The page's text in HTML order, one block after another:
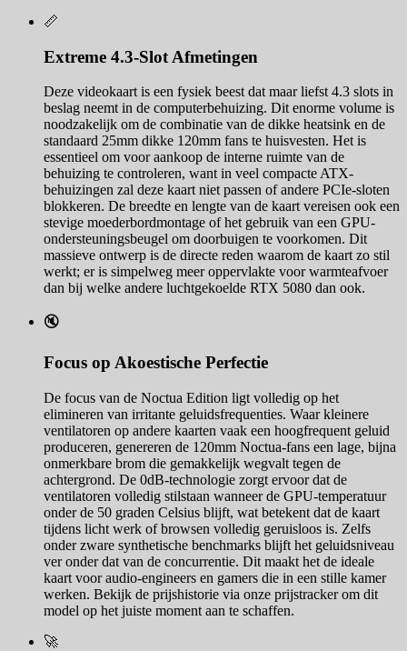
📏
Extreme 4.3-Slot Afmetingen
Deze videokaart is een fysiek beest dat maar liefst 4.3 slots in
beslag neemt in de computerbehuizing. Dit enorme volume is
noodzakelijk om de combinatie van de dikke heatsink en de
standaard 25mm dikke 120mm fans te huisvesten. Het is
essentieel om voor aankoop de interne ruimte van de
behuizing te controleren, want in veel compacte ATX-
behuizingen zal deze kaart niet passen of andere PCIe-sloten
blokkeren. De breedte en lengte van de kaart vereisen ook een
stevige moederbordmontage of het gebruik van een GPU-
ondersteuningsbeugel om doorbuigen te voorkomen. Dit
massieve ontwerp is de directe reden waarom de kaart zo stil
werkt; er is simpelweg meer oppervlakte voor warmteafvoer
dan bij welke andere luchtgekoelde RTX 5080 dan ook.
🔇
Focus op Akoestische Perfectie
De focus van de Noctua Edition ligt volledig op het
elimineren van irritante geluidsfrequenties. Waar kleinere
ventilatoren op andere kaarten vaak een hoogfrequent geluid
produceren, genereren de 120mm Noctua-fans een lage, bijna
onmerkbare brom die gemakkelijk wegvalt tegen de
achtergrond. De 0dB-technologie zorgt ervoor dat de
ventilatoren volledig stilstaan wanneer de GPU-temperatuur
onder de 50 graden Celsius blijft, wat betekent dat de kaart
tijdens licht werk of browsen volledig geruisloos is. Zelfs
onder zware synthetische benchmarks blijft het geluidsniveau
ver onder dat van de concurrentie. Dit maakt het de ideale
kaart voor audio-engineers en gamers die in een stille kamer
werken. Bekijk de prijshistorie via onze prijstracker om dit
model op het juiste moment aan te schaffen.
🚀